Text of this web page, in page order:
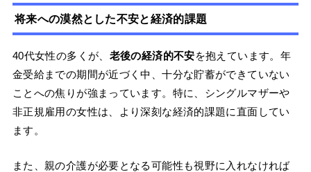
将来への漠然とした不安と経済的課題
40代女性の多くが、 老後の経済的不安を抱えています。年
金受給までの期間が近づく中、十分な貯蓄ができていない
ことへの焦りが強まっています。特に、シングルマザーや
非正規雇用の女性は、より深刻な経済的課題に直面してい
ます。
また、親の介護が必要となる可能性も視野に入れなければ